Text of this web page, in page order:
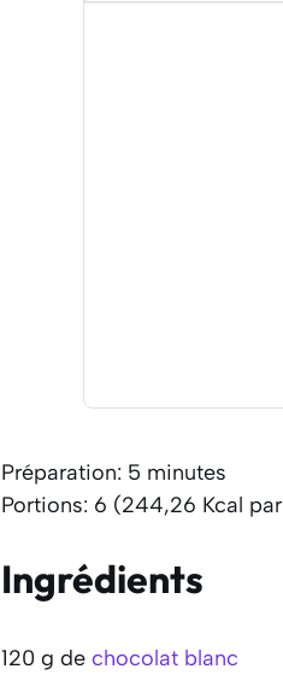
Préparation: 5 minutes
Portions: 6 (244,26 Kcal
Ingrédients
120 g de chocolat blanc